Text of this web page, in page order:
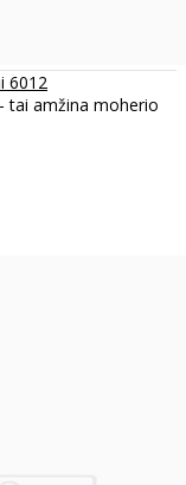
6012
tai amžina moherio